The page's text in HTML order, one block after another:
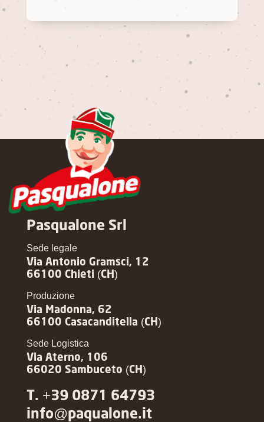
Pasqualone Srl
Sede legale
Via Antonio Gramsci, 12
66100 Chieti (CH)
Produzione
Via Madonna, 62
66100 Casacanditella (CH)
Sede Logistica
Via Aterno, 106
66020 Sambuceto (CH)
T. +39 0871 64793
info@paqualone.it